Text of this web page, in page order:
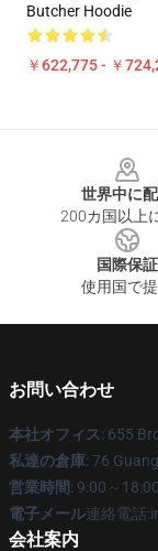
Butcher Hoodie
￥622,775 - ￥
世界中に
200カ国以上
国際保証
使用国で
お問い合わせ
本社オフィス: 655
私達の倉庫: 76
営業時間: 9:00～
電子メール連絡電話
会社案内